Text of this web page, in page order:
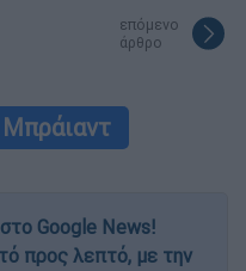
επόμενο
άρθρο
Μπράιαντ
Google News!
προς λεπτό, με την